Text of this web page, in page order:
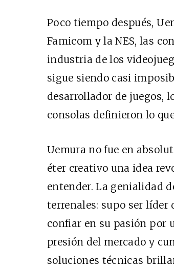
Poco tiempo después,
Famicom y la NES, las
industria de los
sigue siendo casi
desarrollador de juegos,
consolas definieron lo
Uemura no fue en
éter creativo una idea
entender. La genialidad
terrenales: supo ser líder
confiar en su pasión por
presión del mercado y
soluciones técnicas